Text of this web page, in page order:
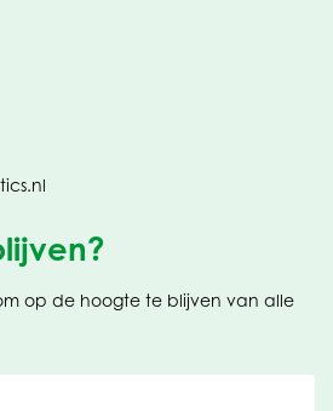
op de hoogte te blijven van alle